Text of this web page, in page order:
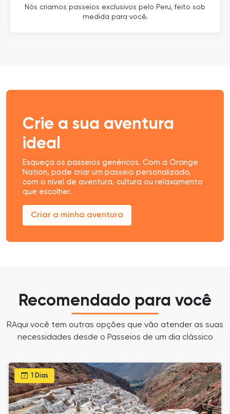
Nós criamos passeios exclusivos pelo Peru, feito sob
medida para você.
Crie a sua aventura
ideal
Esqueça os passeios genéricos. Com a Orange
Nation, pode criar um passeio personalizado,
com o nível de aventura, cultura ou relaxamento
que escolher.
Criar a minha aventura
Recomendado para você
RAqui você tem outras opções que vão atender as suas
necessidades desde o Passeios de um dia clássico
1 Dias